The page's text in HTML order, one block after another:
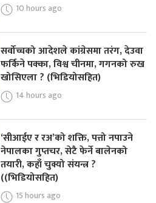
10 hours ago
सर्वोच्चको आदेशले कांग्रेसमा तरंग, देउवा
फर्किने पक्का, विश्व चीनमा, गगनको रुख
खोसिएला ? (भिडियोसहित)
14 hours ago
‘सीआईए र रअ’को शक्ति, पत्तो नपाउने
नेपालका गुप्तचर, सेटै फेर्ने बालेनको
तयारी, कहाँ चुक्यो संयन्त्र ?
((भिडियोसहित)
15 hours ago